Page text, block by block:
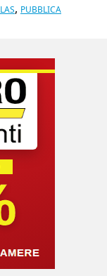
, PUBBLICA